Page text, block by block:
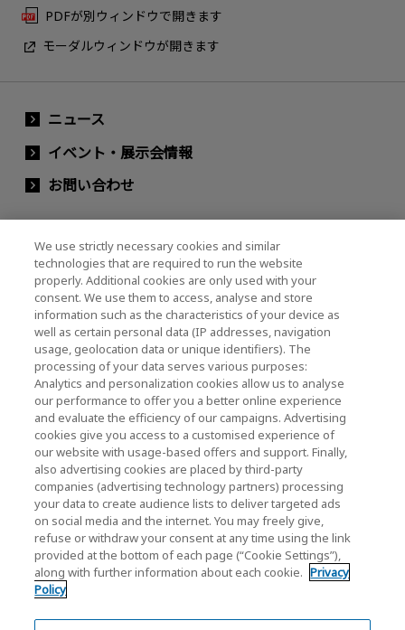
PDFが別ウィンドウで開きます
モーダルウィンドウが開きます
ニュース
イベント・展示会情報
お問い合わせ
キオクシアホールディングス株式会社（グルー
プ・IR情報）
キオクシアホールディングス株式会社 ホーム
株主・投資家情報
ソーシャルメディア公式アカウント一覧
ソーシャルメディアポリシー
個人情報保護方針
We use strictly necessary cookies and similar
technologies that are required to run the website
properly. Additional cookies are only used with your
consent. We use them to access, analyse and store
information such as the characteristics of your device as
well as certain personal data (IP addresses, navigation
usage, geolocation data or unique identifiers). The
processing of your data serves various purposes:
Analytics and personalization cookies allow us to analyse
our performance to offer you a better online experience
and evaluate the efficiency of our campaigns. Advertising
cookies give you access to a customised experience of
our website with usage-based offers and support. Finally,
also advertising cookies are placed by third-party
companies (advertising technology partners) processing
your data to create audience lists to deliver targeted ads
on social media and the internet. You may freely give,
refuse or withdraw your consent at any time using the link
provided at the bottom of each page (“Cookie Settings”),
along with further information about each cookie. Privacy
Policy